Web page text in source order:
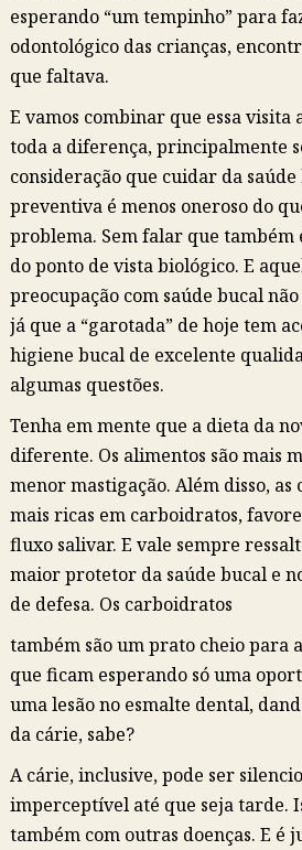
esperando “um tempinho” para
odontológico das crianças,
que faltava.
E vamos combinar que essa visita
toda a diferença, principalmente
consideração que cuidar da
preventiva é menos oneroso do
problema. Sem falar que também
do ponto de vista biológico. E
preocupação com saúde bucal
já que a “garotada” de hoje tem
higiene bucal de excelente
algumas questões.
Tenha em mente que a dieta da
diferente. Os alimentos são mais
menor mastigação. Além disso, as
mais ricas em carboidratos,
fluxo salivar. E vale sempre
maior protetor da saúde bucal e
de defesa. Os carboidratos
também são um prato cheio para
que ficam esperando só uma
uma lesão no esmalte dental,
da cárie, sabe?
A cárie, inclusive, pode ser
imperceptível até que seja tarde.
também com outras doenças. E é